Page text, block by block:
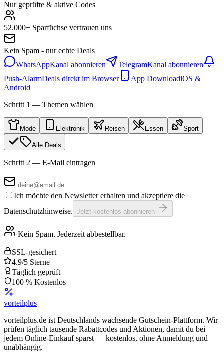
Nur geprüfte & aktive Codes
52.000+ Sparfüchse vertrauen uns
Kein Spam - nur echte Deals
WhatsAppKanal abonnieren TelegramKanal abonnieren
Push-AlarmDeals direkt im Browser App DownloadiOS &
Android
Schritt 1 — Themen wählen
Mode Elektronik Reisen Essen Sport
Alle Deals
Schritt 2 — E-Mail eintragen
Ich möchte den Newsletter erhalten und akzeptiere die
Datenschutzhinweise. Jetzt kostenlos abonnieren
Kein Spam. Jederzeit abbestellbar.
SSL-gesichert
4.9/5 Sterne
Täglich geprüft
100 % Kostenlos
vorteilplus
vorteilplus.de ist Deutschlands wachsende Gutschein-Plattform. Wir
prüfen täglich tausende Rabattcodes und Aktionen, damit du bei
jedem Online-Einkauf sparst — kostenlos, ohne Anmeldung und
unabhängig.